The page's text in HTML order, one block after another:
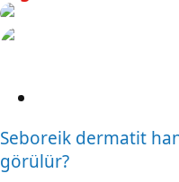
r
u
Seboreik dermatit
görülür?